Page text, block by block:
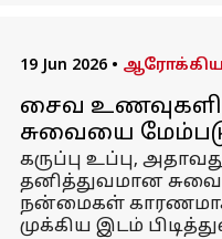
19 Jun 2026 •
சைவ உணவுகளில்
சுவையை
கருப்பு உப்பு,
தனித்துவமான
நன்மைகள்
முக்கிய இடம்